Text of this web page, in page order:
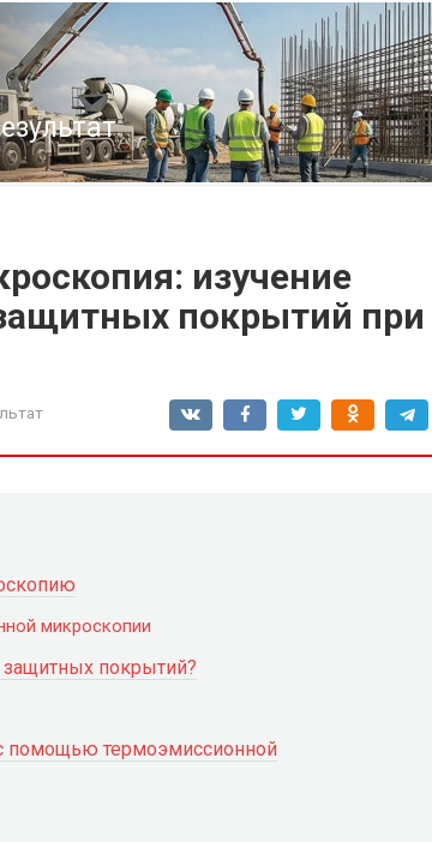
изучение
покрытий при
микроскопии
покрытий?
помощью термоэмиссионной